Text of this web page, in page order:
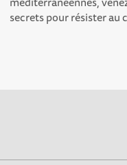
secrets pour résister au